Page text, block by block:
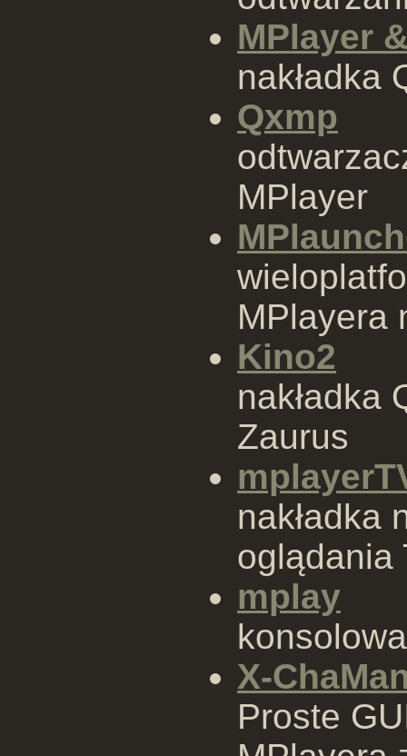
MPlayer
nakładka
Qxmp
MPlayer
MPlayera
Kino2
nakładka
Zaurus
nakładka
oglądania
mplay
X-
Proste